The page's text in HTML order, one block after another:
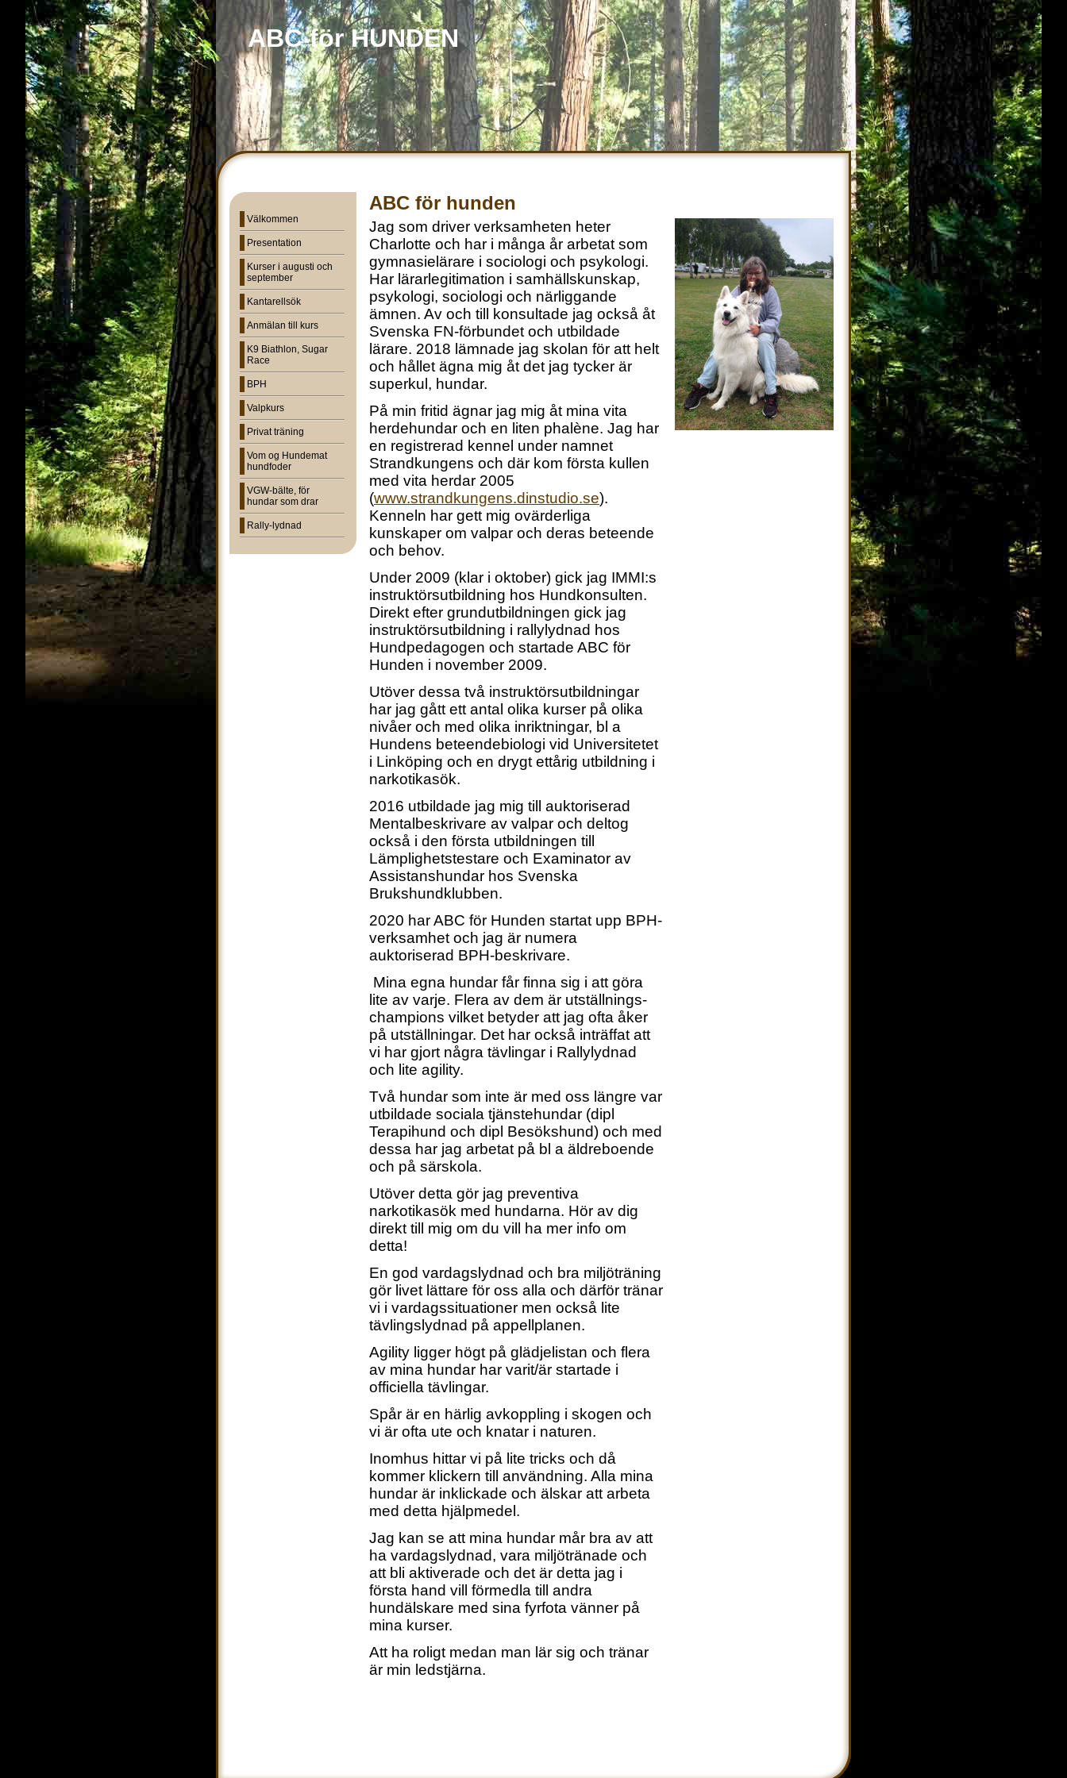
ABC för HUNDEN
Välkommen
Presentation
Kurser i augusti och
september
Kantarellsök
Anmälan till kurs
K9 Biathlon, Sugar
Race
BPH
Valpkurs
Privat träning
Vom og Hundemat
hundfoder
VGW-bälte, för
hundar som drar
Rally-lydnad
ABC för hunden
Jag som driver verksamheten heter
Charlotte och har i många år arbetat som
gymnasielärare i sociologi och psykologi.
Har lärarlegitimation i samhällskunskap,
psykologi, sociologi och närliggande
ämnen. Av och till konsultade jag också åt
Svenska FN-förbundet och utbildade
lärare. 2018 lämnade jag skolan för att helt
och hållet ägna mig åt det jag tycker är
superkul, hundar.
På min fritid ägnar jag mig åt mina vita
herdehundar och en liten phalène. Jag har
en registrerad kennel under namnet
Strandkungens och där kom första kullen
med vita herdar 2005
(www.strandkungens.dinstudio.se).
Kenneln har gett mig ovärderliga
kunskaper om valpar och deras beteende
och behov.
Under 2009 (klar i oktober) gick jag IMMI:s
instruktörsutbildning hos Hundkonsulten.
Direkt efter grundutbildningen gick jag
instruktörsutbildning i rallylydnad hos
Hundpedagogen och startade ABC för
Hunden i november 2009.
Utöver dessa två instruktörsutbildningar
har jag gått ett antal olika kurser på olika
nivåer och med olika inriktningar, bl a
Hundens beteendebiologi vid Universitetet
i Linköping och en drygt ettårig utbildning i
narkotikasök.
2016 utbildade jag mig till auktoriserad
Mentalbeskrivare av valpar och deltog
också i den första utbildningen till
Lämplighetstestare och Examinator av
Assistanshundar hos Svenska
Brukshundklubben.
2020 har ABC för Hunden startat upp BPH-
verksamhet och jag är numera
auktoriserad BPH-beskrivare.
Mina egna hundar får finna sig i att göra
lite av varje. Flera av dem är utställnings-
champions vilket betyder att jag ofta åker
på utställningar. Det har också inträffat att
vi har gjort några tävlingar i Rallylydnad
och lite agility.
Två hundar som inte är med oss längre var
utbildade sociala tjänstehundar (dipl
Terapihund och dipl Besökshund) och med
dessa har jag arbetat på bl a äldreboende
och på särskola.
Utöver detta gör jag preventiva
narkotikasök med hundarna. Hör av dig
direkt till mig om du vill ha mer info om
detta!
En god vardagslydnad och bra miljöträning
gör livet lättare för oss alla och därför tränar
vi i vardagssituationer men också lite
tävlingslydnad på appellplanen.
Agility ligger högt på glädjelistan och flera
av mina hundar har varit/är startade i
officiella tävlingar.
Spår är en härlig avkoppling i skogen och
vi är ofta ute och knatar i naturen.
Inomhus hittar vi på lite tricks och då
kommer klickern till användning. Alla mina
hundar är inklickade och älskar att arbeta
med detta hjälpmedel.
Jag kan se att mina hundar mår bra av att
ha vardagslydnad, vara miljötränade och
att bli aktiverade och det är detta jag i
första hand vill förmedla till andra
hundälskare med sina fyrfota vänner på
mina kurser.
Att ha roligt medan man lär sig och tränar
är min ledstjärna.